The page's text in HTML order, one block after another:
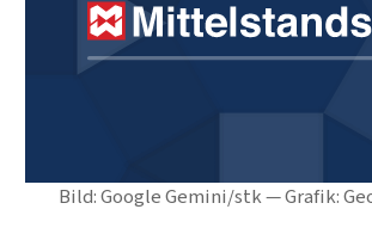
Bild: Google Gemini/stk — Grafik: